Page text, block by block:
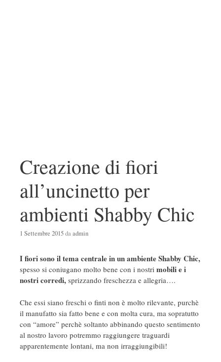
Creazione di fiori
all’uncinetto per
ambienti Shabby Chic
1 Settembre 2015daadmin
I fiori sono il tema centrale in un ambiente Shabby Chic,
spesso si coniugano molto bene con i nostri mobili e i
nostri corredi, sprizzando freschezza e allegria….
Che essi siano freschi o finti non è molto rilevante, purchè
il manufatto sia fatto bene e con molta cura, ma sopratutto
con “amore” perchè soltanto abbinando questo sentimento
al nostro lavoro potremmo raggiungere traguardi
apparentemente lontani, ma non irraggiungibili!